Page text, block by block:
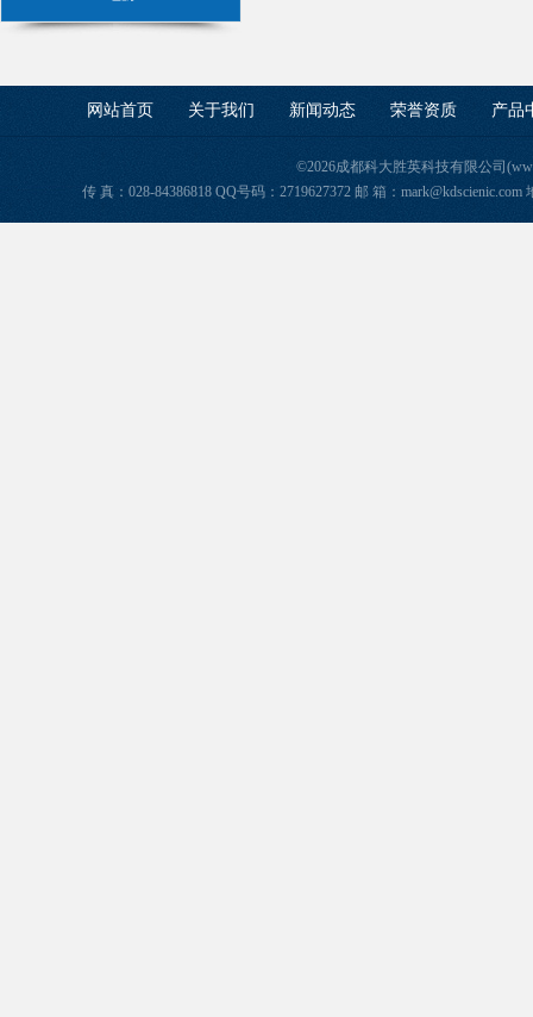
网站首页 关于我们 新闻动态 荣誉资质 产品
©2026成都科大胜英科技有限公司
传 真：028-84386818 QQ号码：2719627372 邮 箱：